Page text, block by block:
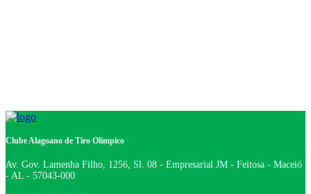
Clube Alagoano de Tiro Olímpico
Av. Gov. Lamenha Filho, 1256, Sl. 08 - Empresarial JM - Feitosa - Maceió
- AL - 57043-000